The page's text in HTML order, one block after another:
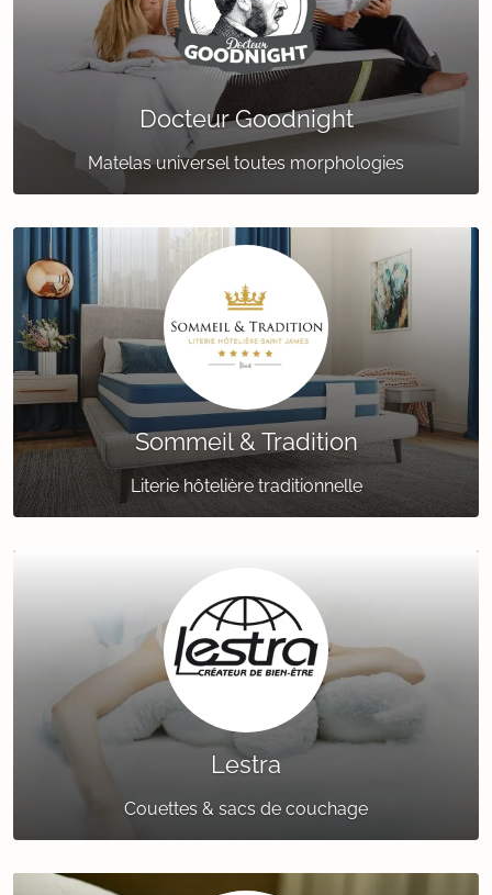
Docteur Goodnight
Matelas universel toutes morphologies
Sommeil & Tradition
Literie hôtelière traditionnelle
Lestra
Couettes & sacs de couchage